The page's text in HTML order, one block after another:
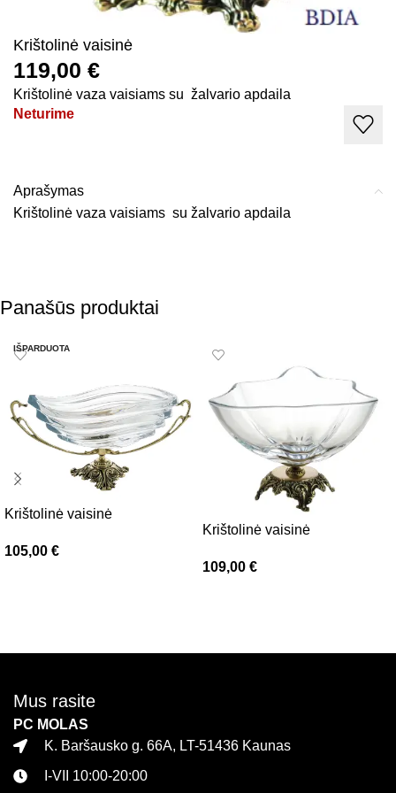
Krištolinė vaisinė
119,00 €
Krištolinė vaza vaisiams su žalvario apdaila
Neturime
Aprašymas
Krištolinė vaza vaisiams su žalvario apdaila
Panašūs produktai
IŠPARDUOTA
Krištolinė vaisinė
105,00 €
Krištolinė vaisinė
109,00 €
Mus rasite
PC MOLAS
K. Baršausko g. 66A, LT-51436 Kaunas
I-VII 10:00-20:00